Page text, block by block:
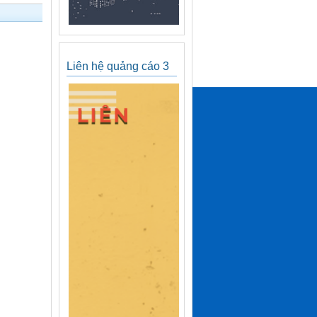
Liên hệ quảng cáo 3